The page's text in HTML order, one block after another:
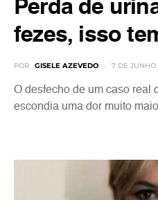
Perda de
fezes, isso
POR GISELE AZEVEDO 7 DE JUNHO
O desfecho de um caso real
escondia uma dor muito